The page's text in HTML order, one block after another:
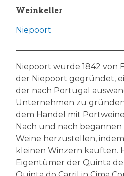
Weinkeller
Niepoort
Niepoort wurde 1842 von
der Niepoort gegründet,
der nach Portugal
Unternehmen zu
dem Handel mit
Nach und nach begannen
Weine herzustellen,
kleinen Winzern kauften.
Eigentümer der Quinta